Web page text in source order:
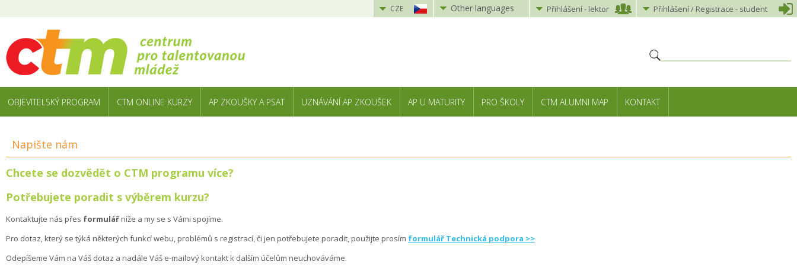
CZE Other languages Přihlášení- lektor Přihlášení/ Registrace - student
OBJEVITELSKÝ PROGRAM CTM ONLINE KURZY AP ZKOUŠKY A PSAT UZNÁVÁNÍ AP ZKOUŠEK AP U MATURITY PRO ŠKOLY CTM ALUMNI MAP KONTAKT
Napište nám
Chcete se dozvědět o CTM programu více?
Potřebujete poradit s výběrem kurzu?
Kontaktujte nás přes formulářníže a my se s Vámi spojíme.
Pro dotaz, který se týká některých funkcí webu, problémů s registrací, či jen potřebujete poradit, použijte prosím formulář Technická podpora >>
Odepíšeme Vám na Váš dotaz a nadále Váš e-mailový kontakt k dalším účelům neuchováváme.